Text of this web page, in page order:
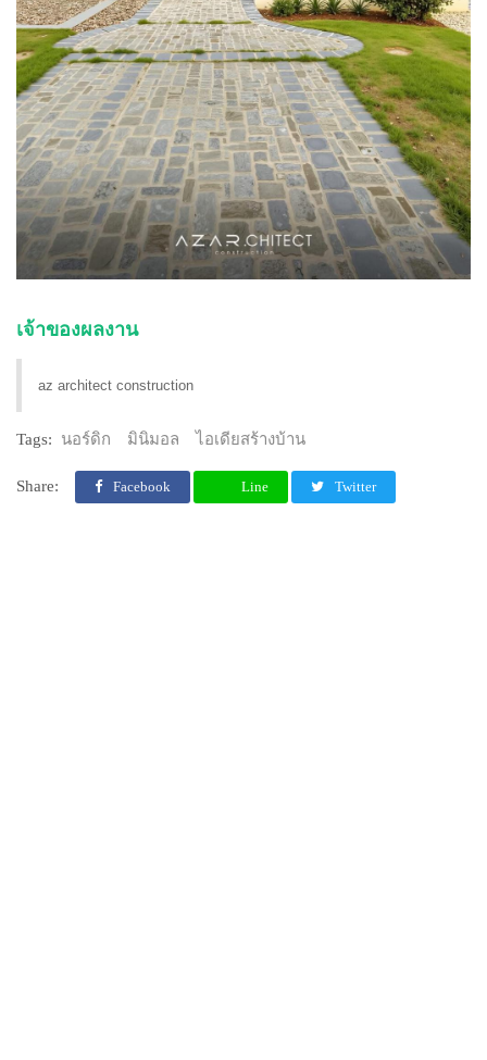
เจ้าของผลงาน
az architect construction
Tags: นอร์ดิก มินิมอล ไอเดียสร้างบ้าน
Share: Facebook Line Twitter